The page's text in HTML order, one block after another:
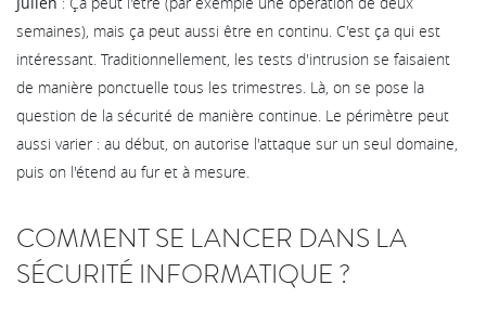
semaines), mais ça peut aussi être en continu. C'est ça qui est
intéressant. Traditionnellement, les tests d'intrusion se faisaient
de manière ponctuelle tous les trimestres. Là, on se pose la
question de la sécurité de manière continue. Le périmètre peut
aussi varier : au début, on autorise l'attaque sur un seul domaine,
puis on l'étend au fur et à mesure.
COMMENT SE LANCER DANS LA
SÉCURITÉ INFORMATIQUE ?